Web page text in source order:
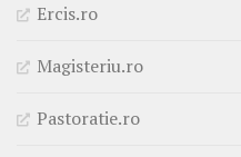
Ercis.ro
Magisteriu.ro
Pastoratie.ro